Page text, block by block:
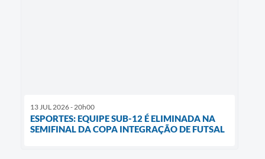
13 JUL 2026 - 20h00
ESPORTES: EQUIPE SUB-12 É ELIMINADA NA
SEMIFINAL DA COPA INTEGRAÇÃO DE FUTSAL